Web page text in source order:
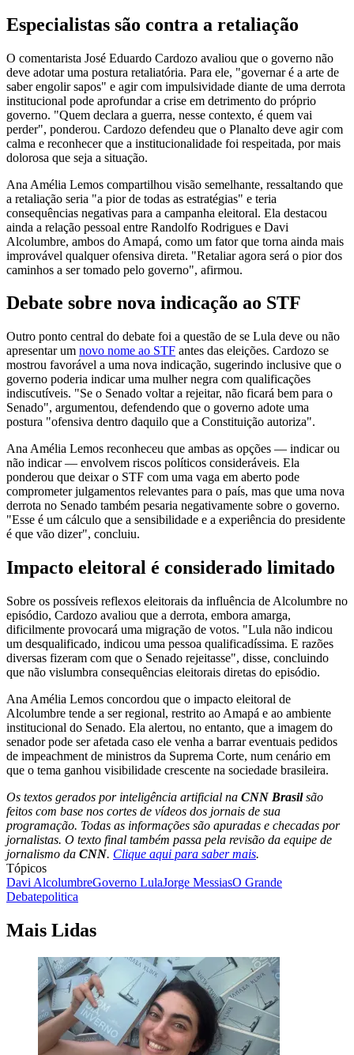
Especialistas são contra a retaliação
O comentarista José Eduardo Cardozo avaliou que o governo não
deve adotar uma postura retaliatória. Para ele, "governar é a arte de
saber engolir sapos" e agir com impulsividade diante de uma derrota
institucional pode aprofundar a crise em detrimento do próprio
governo. "Quem declara a guerra, nesse contexto, é quem vai
perder", ponderou. Cardozo defendeu que o Planalto deve agir com
calma e reconhecer que a institucionalidade foi respeitada, por mais
dolorosa que seja a situação.
Ana Amélia Lemos compartilhou visão semelhante, ressaltando que
a retaliação seria "a pior de todas as estratégias" e teria
consequências negativas para a campanha eleitoral. Ela destacou
ainda a relação pessoal entre Randolfo Rodrigues e Davi
Alcolumbre, ambos do Amapá, como um fator que torna ainda mais
improvável qualquer ofensiva direta. "Retaliar agora será o pior dos
caminhos a ser tomado pelo governo", afirmou.
Debate sobre nova indicação ao STF
Outro ponto central do debate foi a questão de se Lula deve ou não
apresentar um novo nome ao STF antes das eleições. Cardozo se
mostrou favorável a uma nova indicação, sugerindo inclusive que o
governo poderia indicar uma mulher negra com qualificações
indiscutíveis. "Se o Senado voltar a rejeitar, não ficará bem para o
Senado", argumentou, defendendo que o governo adote uma
postura "ofensiva dentro daquilo que a Constituição autoriza".
Ana Amélia Lemos reconheceu que ambas as opções — indicar ou
não indicar — envolvem riscos políticos consideráveis. Ela
ponderou que deixar o STF com uma vaga em aberto pode
comprometer julgamentos relevantes para o país, mas que uma nova
derrota no Senado também pesaria negativamente sobre o governo.
"Esse é um cálculo que a sensibilidade e a experiência do presidente
é que vão dizer", concluiu.
Impacto eleitoral é considerado limitado
Sobre os possíveis reflexos eleitorais da influência de Alcolumbre no
episódio, Cardozo avaliou que a derrota, embora amarga,
dificilmente provocará uma migração de votos. "Lula não indicou
um desqualificado, indicou uma pessoa qualificadíssima. E razões
diversas fizeram com que o Senado rejeitasse", disse, concluindo
que não vislumbra consequências eleitorais diretas do episódio.
Ana Amélia Lemos concordou que o impacto eleitoral de
Alcolumbre tende a ser regional, restrito ao Amapá e ao ambiente
institucional do Senado. Ela alertou, no entanto, que a imagem do
senador pode ser afetada caso ele venha a barrar eventuais pedidos
de impeachment de ministros da Suprema Corte, num cenário em
que o tema ganhou visibilidade crescente na sociedade brasileira.
Os textos gerados por inteligência artificial na CNN Brasilsão
feitos com base nos cortes de vídeos dos jornais de sua
programação. Todas as informações são apuradas e checadas por
jornalistas. O texto final também passa pela revisão da equipe de
jornalismo da CNN. Clique aqui para saber mais.
Tópicos
Davi AlcolumbreGoverno LulaJorge MessiasO Grande
Debatepolitica
Mais Lidas